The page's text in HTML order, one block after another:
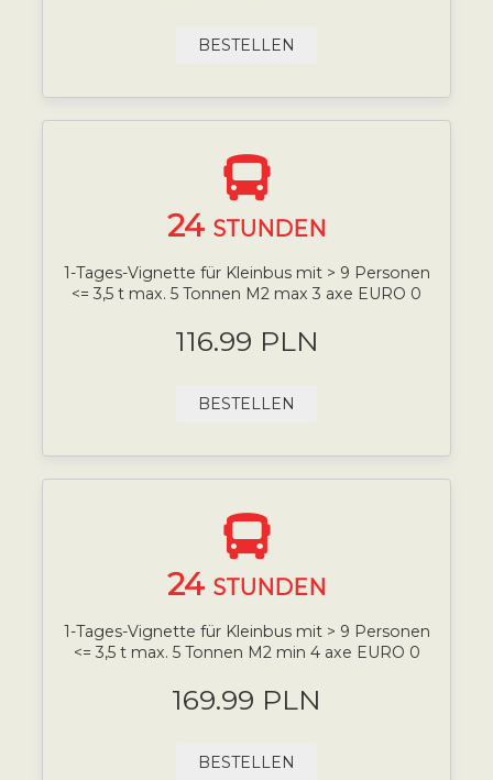
BESTELLEN
24 STUNDEN
1-Tages-Vignette für Kleinbus mit > 9 Personen
<= 3,5 t max. 5 Tonnen M2 max 3 axe EURO 0
116.99 PLN
BESTELLEN
24 STUNDEN
1-Tages-Vignette für Kleinbus mit > 9 Personen
<= 3,5 t max. 5 Tonnen M2 min 4 axe EURO 0
169.99 PLN
BESTELLEN